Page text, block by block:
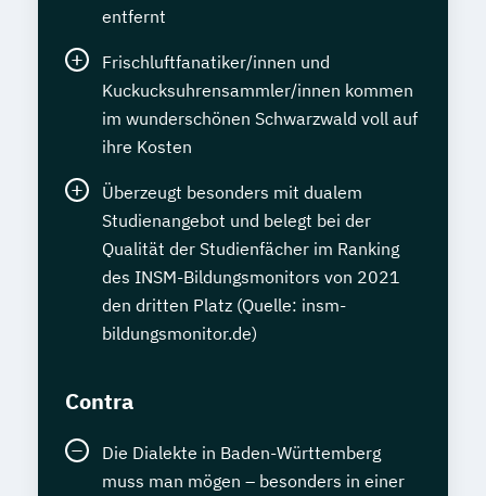
entfernt
Frischluftfanatiker/innen und
Kuckucksuhrensammler/innen kommen
im wunderschönen Schwarzwald voll auf
ihre Kosten
Überzeugt besonders mit dualem
Studienangebot und belegt bei der
Qualität der Studienfächer im Ranking
des INSM-Bildungsmonitors von 2021
den dritten Platz (Quelle: insm-
bildungsmonitor.de)
Contra
Die Dialekte in Baden-Württemberg
muss man mögen – besonders in einer